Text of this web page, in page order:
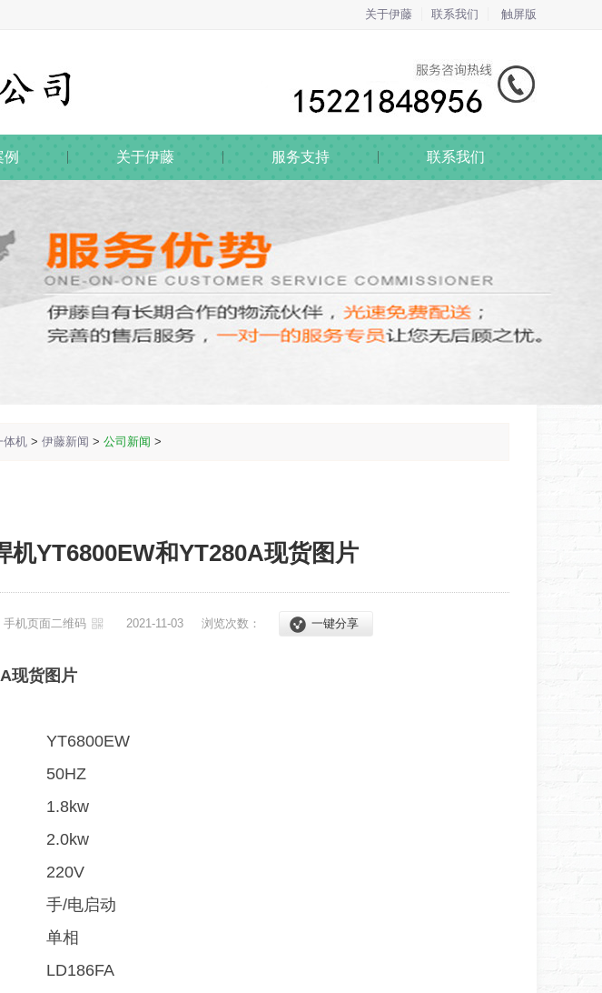
关于伊藤 联系我们 触屏版
关于伊藤 服务支持 联系我们
体机 > 伊藤新闻 > 公司新闻 >
机YT6800EW和YT280A现货图片
手机页面二维码 2021-11-03 浏览次数： 一键分享
现货图片
YT6800EW
50HZ
1.8kw
2.0kw
220V
手/电启动
单相
LD186FA